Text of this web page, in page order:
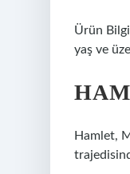
Ürün
yaş ve
Hamlet,